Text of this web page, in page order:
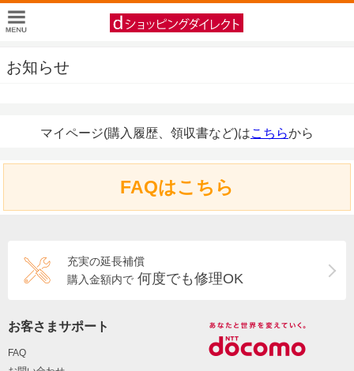
お知らせ
マイページ(購入履歴、領収書など)はこちらから
FAQはこちら
充実の延長補償
購入金額内で 何度でも修理OK
お客さまサポート
FAQ